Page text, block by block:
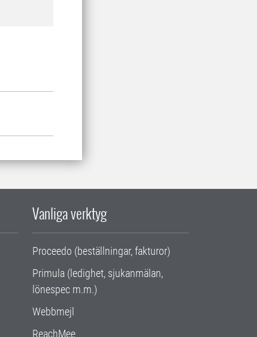
Vanliga verktyg
Proceedo (beställningar, fakturor)
Primula (ledighet, sjukanmälan,
lönespec m.m.)
Webbmejl
ReachMee